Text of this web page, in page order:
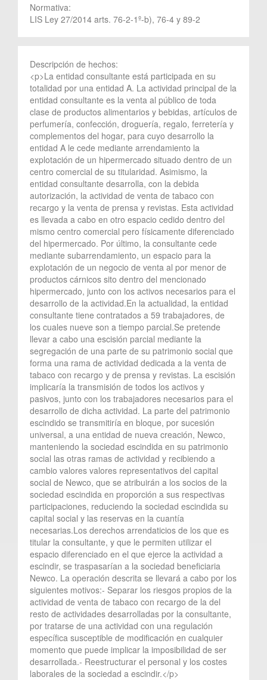
Normativa:
LIS Ley 27/2014 arts. 76-2-1º-b), 76-4 y 89-2
Descripción de hechos:
<p>La entidad consultante está participada en su
totalidad por una entidad A. La actividad principal de la
entidad consultante es la venta al público de toda
clase de productos alimentarios y bebidas, artículos de
perfumería, confección, droguería, regalo, ferretería y
complementos del hogar, para cuyo desarrollo la
entidad A le cede mediante arrendamiento la
explotación de un hipermercado situado dentro de un
centro comercial de su titularidad. Asimismo, la
entidad consultante desarrolla, con la debida
autorización, la actividad de venta de tabaco con
recargo y la venta de prensa y revistas. Esta actividad
es llevada a cabo en otro espacio cedido dentro del
mismo centro comercial pero físicamente diferenciado
del hipermercado. Por último, la consultante cede
mediante subarrendamiento, un espacio para la
explotación de un negocio de venta al por menor de
productos cárnicos sito dentro del mencionado
hipermercado, junto con los activos necesarios para el
desarrollo de la actividad.En la actualidad, la entidad
consultante tiene contratados a 59 trabajadores, de
los cuales nueve son a tiempo parcial.Se pretende
llevar a cabo una escisión parcial mediante la
segregación de una parte de su patrimonio social que
forma una rama de actividad dedicada a la venta de
tabaco con recargo y de prensa y revistas. La escisión
implicaría la transmisión de todos los activos y
pasivos, junto con los trabajadores necesarios para el
desarrollo de dicha actividad. La parte del patrimonio
escindido se transmitiría en bloque, por sucesión
universal, a una entidad de nueva creación, Newco,
manteniendo la sociedad escindida en su patrimonio
social las otras ramas de actividad y recibiendo a
cambio valores valores representativos del capital
social de Newco, que se atribuirán a los socios de la
sociedad escindida en proporción a sus respectivas
participaciones, reduciendo la sociedad escindida su
capital social y las reservas en la cuantía
necesarias.Los derechos arrendaticios de los que es
titular la consultante, y que le permiten utilizar el
espacio diferenciado en el que ejerce la actividad a
escindir, se traspasarían a la sociedad beneficiaria
Newco. La operación descrita se llevará a cabo por los
siguientes motivos:- Separar los riesgos propios de la
actividad de venta de tabaco con recargo de la del
resto de actividades desarrolladas por la consultante,
por tratarse de una actividad con una regulación
específica susceptible de modificación en cualquier
momento que puede implicar la imposibilidad de ser
desarrollada.- Reestructurar el personal y los costes
laborales de la sociedad a escindir.</p>